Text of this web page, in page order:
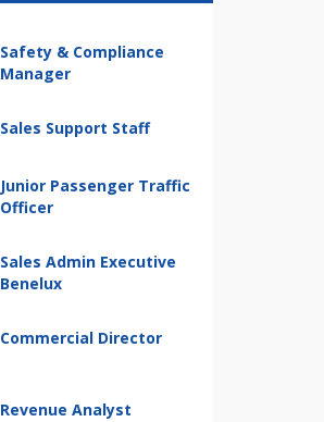
Safety & Compliance
Manager
Sales Support Staff
Junior Passenger Traffic
Officer
Sales Admin Executive
Benelux
Commercial Director
Revenue Analyst